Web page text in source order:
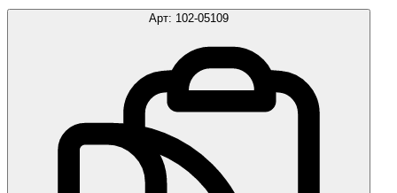
Арт: 102-05109